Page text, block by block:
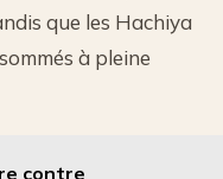
que les Hachiya
à pleine
contre